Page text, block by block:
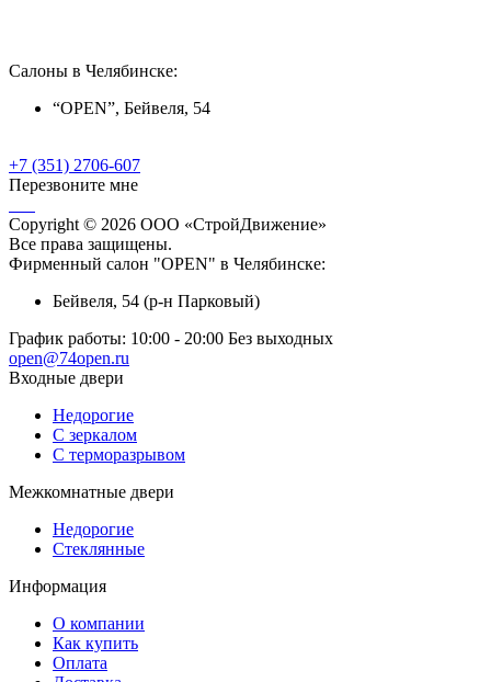
Салоны в Челябинске:
“OPEN”, Бейвеля, 54
+7 (351) 2706-607
Перезвоните мне
Copyright © 2026 ООО «СтройДвижение»
Все права защищены.
Фирменный салон "OPEN" в Челябинске:
Бейвеля, 54 (р-н Парковый)
График работы: 10:00 - 20:00 Без выходных
open@74open.ru
Входные двери
Недорогие
С зеркалом
С терморазрывом
Межкомнатные двери
Недорогие
Стеклянные
Информация
О компании
Как купить
Оплата